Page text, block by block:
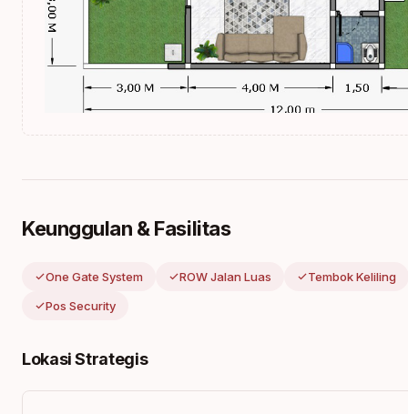
Keunggulan & Fasilitas
One Gate System ROW Jalan Luas
Tembok Keliling
Pos Security
Lokasi Strategis